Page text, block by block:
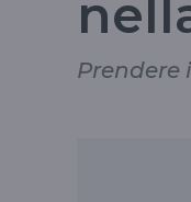
Prendere